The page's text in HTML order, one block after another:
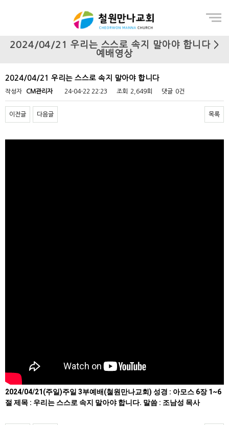
2024/04/21 우리는 스스로 속지 말아야 합니다 >
예배영상
2024/04/21 우리는 스스로 속지 말아야 합니다
작성자 CM관리자 24-04-22 22:23 조회 2,649회 댓글 0건
이전글 다음글 목록
2024/04/21(주일)주일 3부예배(철원만나교회) 성경 : 아모스 6장 1~6
절 제목 : 우리는 스스로 속지 말아야 합니다. 말씀 : 조남성 목사